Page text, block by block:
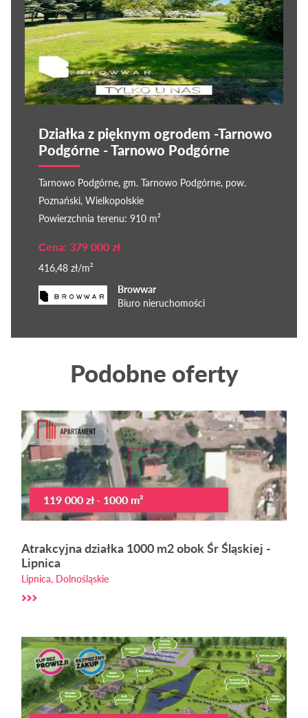
Działka z pięknym ogrodem -Tarnowo
Podgórne - Tarnowo Podgórne
Tarnowo Podgórne, gm. Tarnowo Podgórne, pow.
Poznański, Wielkopolskie
Powierzchnia terenu: 910 m²
Cena: 379 000 zł
416,48 zł/m²
Browwar
Biuro nieruchomości
Podobne oferty
119 000 zł - 1000 m²
Atrakcyjna działka 1000 m2 obok Śr Śląskiej -
Lipnica
Lipnica, Dolnośląskie